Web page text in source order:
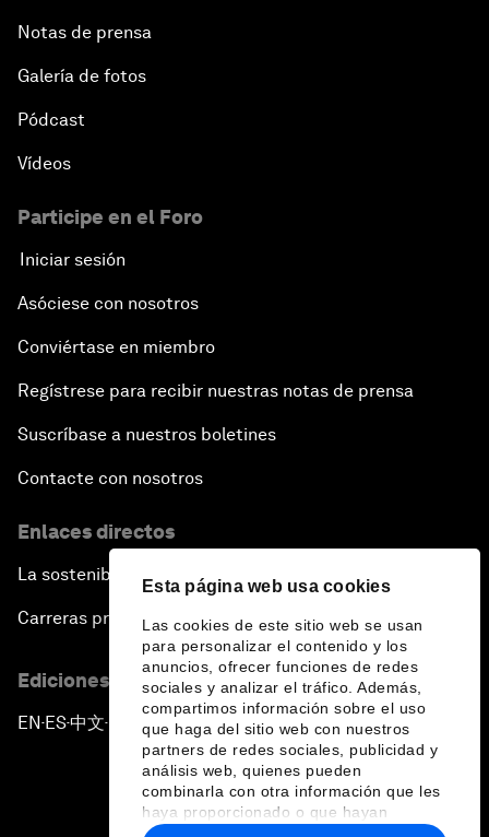
Esta página web usa cookies
Las cookies de este sitio web se usan
para personalizar el contenido y los
anuncios, ofrecer funciones de redes
sociales y analizar el tráfico. Además,
compartimos información sobre el uso
que haga del sitio web con nuestros
partners de redes sociales, publicidad y
análisis web, quienes pueden
combinarla con otra información que les
haya proporcionado o que hayan
recopilado a partir del uso que haya
Notas de prensa
Galería de fotos
Pódcast
Vídeos
Participe en el Foro
Iniciar sesión
Asóciese con nosotros
Conviértase en miembro
Regístrese para recibir nuestras notas de prensa
Suscríbase a nuestros boletines
Contacte con nosotros
Enlaces directos
La sostenibilidad en el Foro
Carreras profesionales
Ediciones en otros idiomas
EN ▪ES▪中文▪ 日本語